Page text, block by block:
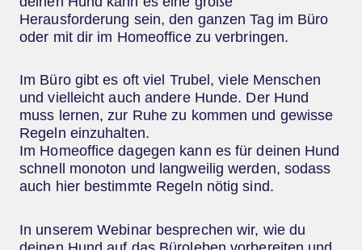
Herausforderung sein, den ganzen Tag im Büro
oder mit dir im Homeoffice zu verbringen.
Im Büro gibt es oft viel Trubel, viele Menschen
und vielleicht auch andere Hunde. Der Hund
muss lernen, zur Ruhe zu kommen und gewisse
Regeln einzuhalten.
Im Homeoffice dagegen kann es für deinen Hund
schnell monoton und langweilig werden, sodass
auch hier bestimmte Regeln nötig sind.
In unserem Webinar besprechen wir, wie du